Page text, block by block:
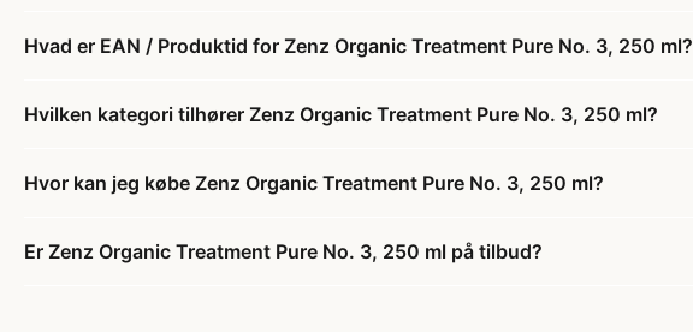
Hvad er EAN / Produktid for Zenz Organic Treatment Pure No. 3, 250 ml?
Hvilken kategori tilhører Zenz Organic Treatment Pure No. 3, 250 ml?
Hvor kan jeg købe Zenz Organic Treatment Pure No. 3, 250 ml?
Er Zenz Organic Treatment Pure No. 3, 250 ml på tilbud?